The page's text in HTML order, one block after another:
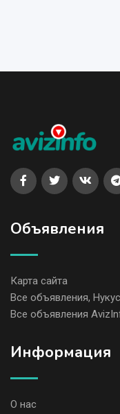
Объявления
Карта сайта
Все объявления, Нукус
Все объявления
Информация
О нас